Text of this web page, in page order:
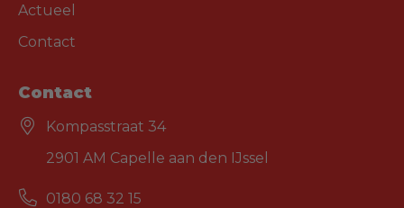
Actueel
Contact
Contact
Kompasstraat 34
2901 AM Capelle aan den IJssel
0180 68 32 15